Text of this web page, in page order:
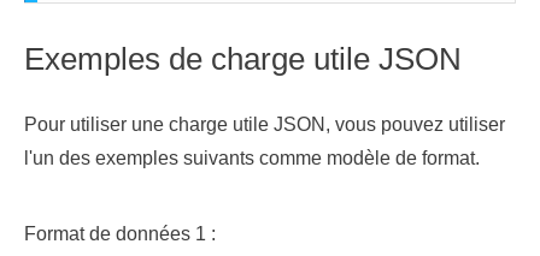
Exemples de charge utile JSON
Pour utiliser une charge utile JSON, vous pouvez utiliser
l'un des exemples suivants comme modèle de format.
Format de données 1 :